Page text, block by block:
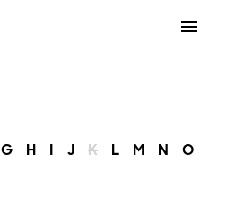
G H I J K L M N O